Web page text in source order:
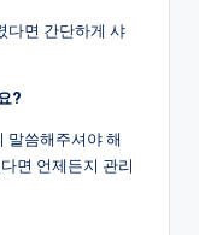
다면 간단하게 샤
?
말씀해주셔야 해
면 언제든지 관리